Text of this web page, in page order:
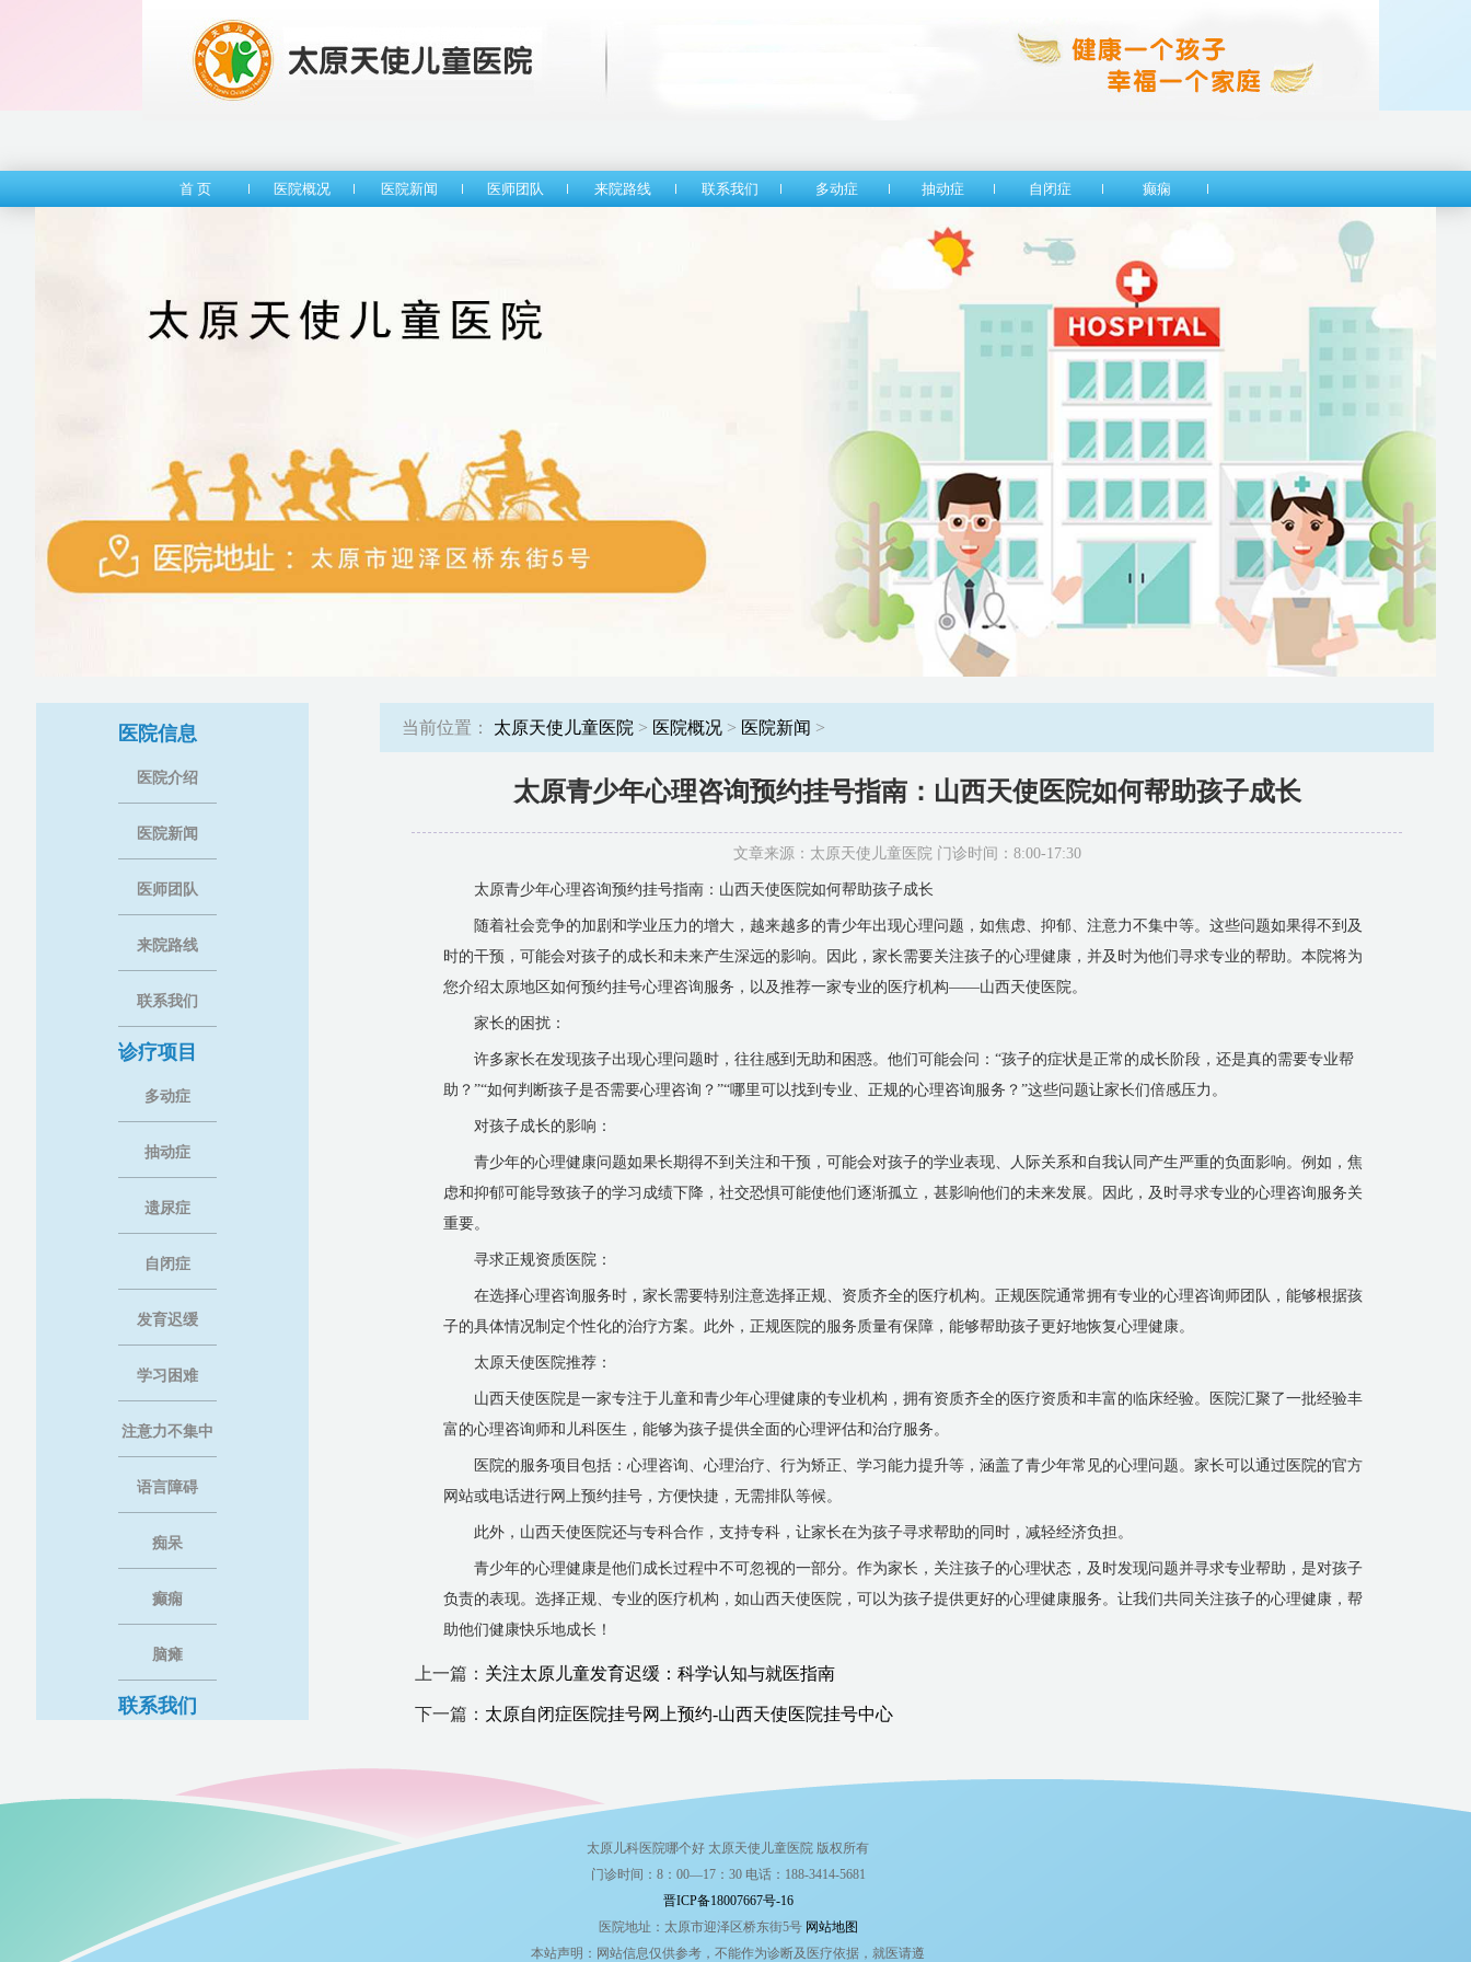
首 页 医院概况 医院新闻 医师团队 来院路线 联系我们 多动症 抽动症 自闭症 癫痫
医院信息
医院介绍
医院新闻
医师团队
来院路线
联系我们
诊疗项目
多动症
抽动症
遗尿症
自闭症
发育迟缓
学习困难
注意力不集中
语言障碍
痴呆
癫痫
脑瘫
联系我们
当前位置： 太原天使儿童医院 > 医院概况 > 医院新闻 >
太原青少年心理咨询预约挂号指南：山西天使医院如何帮助孩子成长
文章来源：太原天使儿童医院 门诊时间：8:00-17:30
太原青少年心理咨询预约挂号指南：山西天使医院如何帮助孩子成长
随着社会竞争的加剧和学业压力的增大，越来越多的青少年出现心理问题，如焦虑、抑郁、注意力不集中等。这些问题如果得不到及
时的干预，可能会对孩子的成长和未来产生深远的影响。因此，家长需要关注孩子的心理健康，并及时为他们寻求专业的帮助。本院将为
您介绍太原地区如何预约挂号心理咨询服务，以及推荐一家专业的医疗机构——山西天使医院。
家长的困扰：
许多家长在发现孩子出现心理问题时，往往感到无助和困惑。他们可能会问：“孩子的症状是正常的成长阶段，还是真的需要专业帮
助？”“如何判断孩子是否需要心理咨询？”“哪里可以找到专业、正规的心理咨询服务？”这些问题让家长们倍感压力。
对孩子成长的影响：
青少年的心理健康问题如果长期得不到关注和干预，可能会对孩子的学业表现、人际关系和自我认同产生严重的负面影响。例如，焦
虑和抑郁可能导致孩子的学习成绩下降，社交恐惧可能使他们逐渐孤立，甚影响他们的未来发展。因此，及时寻求专业的心理咨询服务关
重要。
寻求正规资质医院：
在选择心理咨询服务时，家长需要特别注意选择正规、资质齐全的医疗机构。正规医院通常拥有专业的心理咨询师团队，能够根据孩
子的具体情况制定个性化的治疗方案。此外，正规医院的服务质量有保障，能够帮助孩子更好地恢复心理健康。
太原天使医院推荐：
山西天使医院是一家专注于儿童和青少年心理健康的专业机构，拥有资质齐全的医疗资质和丰富的临床经验。医院汇聚了一批经验丰
富的心理咨询师和儿科医生，能够为孩子提供全面的心理评估和治疗服务。
医院的服务项目包括：心理咨询、心理治疗、行为矫正、学习能力提升等，涵盖了青少年常见的心理问题。家长可以通过医院的官方
网站或电话进行网上预约挂号，方便快捷，无需排队等候。
此外，山西天使医院还与专科合作，支持专科，让家长在为孩子寻求帮助的同时，减轻经济负担。
青少年的心理健康是他们成长过程中不可忽视的一部分。作为家长，关注孩子的心理状态，及时发现问题并寻求专业帮助，是对孩子
负责的表现。选择正规、专业的医疗机构，如山西天使医院，可以为孩子提供更好的心理健康服务。让我们共同关注孩子的心理健康，帮
助他们健康快乐地成长！
上一篇： 关注太原儿童发育迟缓：科学认知与就医指南
下一篇： 太原自闭症医院挂号网上预约-山西天使医院挂号中心
太原儿科医院哪个好 太原天使儿童医院 版权所有
门诊时间：8：00—17：30 电话：188-3414-5681
晋ICP备18007667号-16
医院地址：太原市迎泽区桥东街5号 网站地图
本站声明：网站信息仅供参考，不能作为诊断及医疗依据，就医请遵